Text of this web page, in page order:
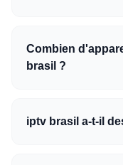
Combien
brasil ?
iptv brasil a-t-il